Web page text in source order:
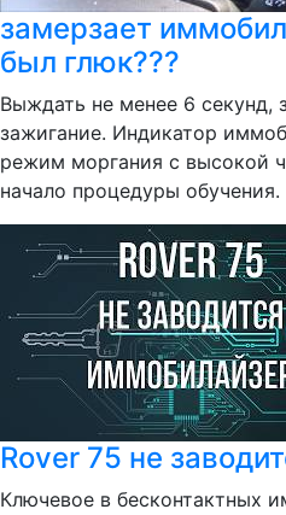
замерзает
был глюк???
Выждать не менее 6 секунд,
зажигание. Индикатор
режим моргания с высокой
начало процедуры обучения.
Rover 75 не
Ключевое в бесконтактных